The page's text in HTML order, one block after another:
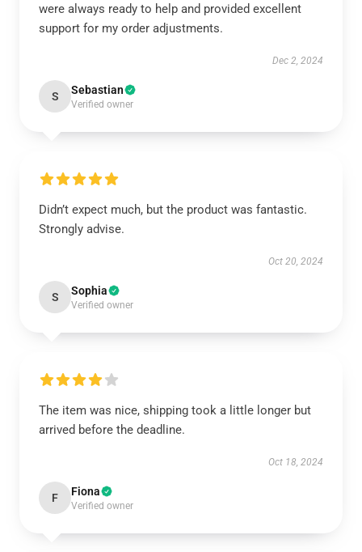
were always ready to help and provided excellent
support for my order adjustments.
Dec 2, 2024
S Sebastian
Verified owner
Didn’t expect much, but the product was fantastic.
Strongly advise.
Oct 20, 2024
S Sophia
Verified owner
The item was nice, shipping took a little longer but
arrived before the deadline.
Oct 18, 2024
F Fiona
Verified owner